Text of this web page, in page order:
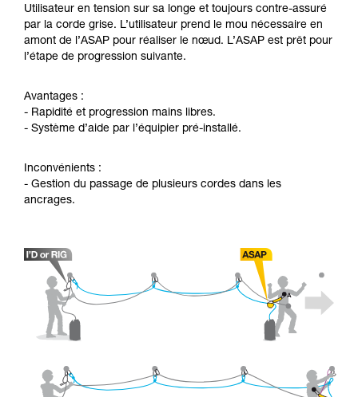
Utilisateur en tension sur sa longe et toujours contre-assuré
par la corde grise. L’utilisateur prend le mou nécessaire en
amont de l’ASAP pour réaliser le nœud. L’ASAP est prêt pour
l’étape de progression suivante.
Avantages :
- Rapidité et progression mains libres.
- Système d’aide par l’équipier pré-installé.
Inconvénients :
- Gestion du passage de plusieurs cordes dans les
ancrages.